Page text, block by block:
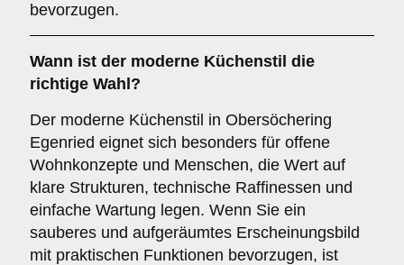
bevorzugen.
Wann ist der moderne Küchenstil die
richtige Wahl?
Der moderne Küchenstil in Obersöchering
Egenried eignet sich besonders für offene
Wohnkonzepte und Menschen, die Wert auf
klare Strukturen, technische Raffinessen und
einfache Wartung legen. Wenn Sie ein
sauberes und aufgeräumtes Erscheinungsbild
mit praktischen Funktionen bevorzugen, ist